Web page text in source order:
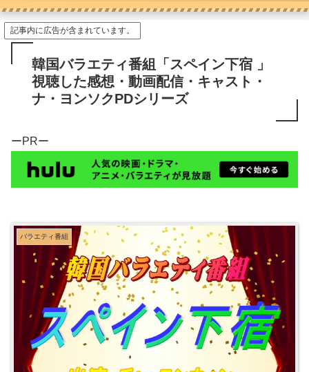
記事内に広告が含まれています。
韓国バラエティ番組「スペイン下宿 」
視聴した感想・動画配信・キャスト・
ナ・ヨンソクPDシリーズ
ーPRー
バラエティ番組